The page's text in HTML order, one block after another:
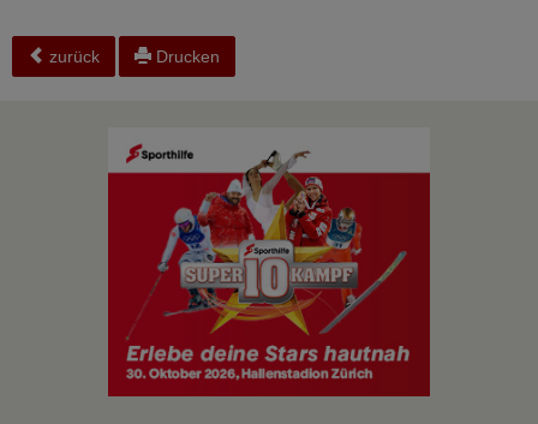
zurück Drucken